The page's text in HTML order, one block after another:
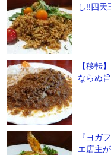
し!!四
【移転
ならぬ
『ヨガ
エ店主